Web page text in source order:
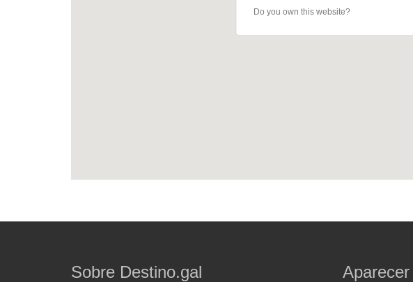
Do you own this website?
Sobre Destino.gal